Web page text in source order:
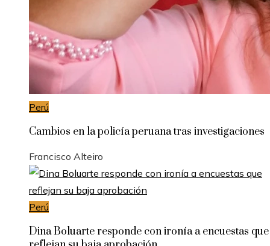
Perú
Cambios en la policía peruana tras investigaciones
Francisco Alteiro
Perú
Dina Boluarte responde con ironía a encuestas que